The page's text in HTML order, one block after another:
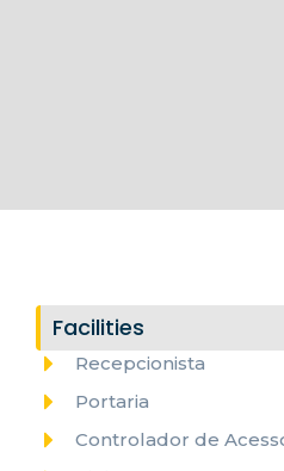
Facilities
Recepcionista
Portaria
Controlador de